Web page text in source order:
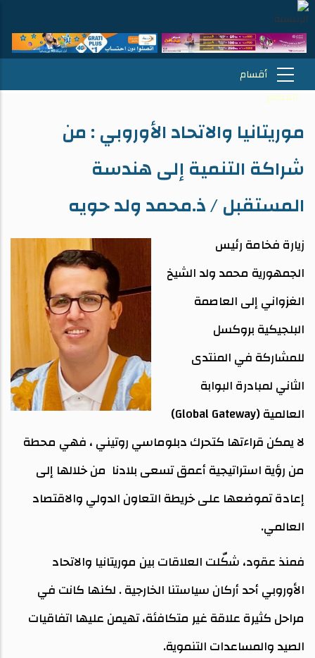
موريتانيا والاتحاد الأوروبي : من
شراكة التنمية إلى هندسة
المستقبل / ذ.محمد ولد حويه
زيارة فخامة رئيس
الجمهورية محمد ولد الشيخ
الغزواني إلى العاصمة
البلجيكية بروكسل
للمشاركة في المنتدى
الثاني لمبادرة البوابة
العالمية (Global Gateway)
لا يمكن قراءتها كتحرك دبلوماسي روتيني ، فهي محطة
من رؤية استراتيجية أعمق تسعى بلادنا من خلالها إلى
إعادة تموضعها على خريطة التعاون الدولي والاقتصاد
العالمي.
فمنذ عقود، شكّلت العلاقات بين موريتانيا والاتحاد
الأوروبي أحد أركان سياستنا الخارجية . لكنها كانت في
مراحل كثيرة علاقة غير متكافئة، تهيمن عليها اتفاقيات
الصيد والمساعدات التنموية.